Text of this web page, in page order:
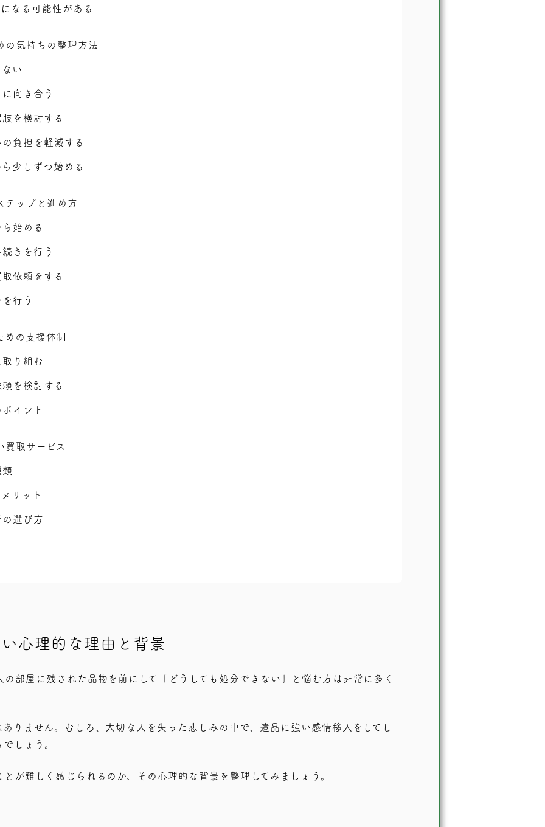
なる可能性がある
の気持ちの整理方法
い
向き合う
を検討する
負担を軽減する
少しずつ始める
テップと進め方
始める
きを行う
依頼をする
行う
めの支援体制
り組む
を検討する
イント
買取サービス
リット
選び方
心理的な理由と背景
部屋に残された品物を前にして「どうしても処分できない」と悩む方は非常に多く
りません。むしろ、大切な人を失った悲しみの中で、遺品に強い感情移入をしてし
しょう。
が難しく感じられるのか、その心理的な背景を整理してみましょう。